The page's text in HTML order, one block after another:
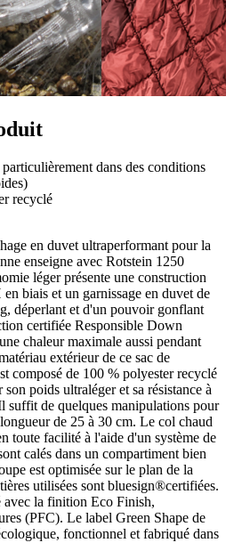
dans des conditions
recyclé
en duvet ultraperformant pour la
enseigne avec Rotstein 1250
léger présente une construction
biais et un garnissage en duvet de
déperlant et d'un pouvoir gonflant
certifiée Responsible Down
chaleur maximale aussi pendant
extérieur de ce sac de
composé de 100 % polyester recyclé
poids ultraléger et sa résistance à
suffit de quelques manipulations pour
de 25 à 30 cm. Le col chaud
toute facilité à l'aide d'un système de
calés dans un compartiment bien
est optimisée sur le plan de la
utilisées sont bluesign®certifiées.
avec la finition Eco Finish,
(PFC). Le label Green Shape de
fonctionnel et fabriqué dans